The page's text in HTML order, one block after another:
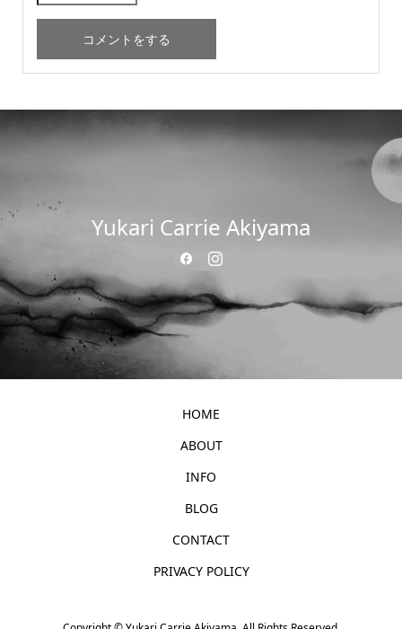
Yukari Carrie Akiyama
HOME
ABOUT
INFO
BLOG
CONTACT
PRIVACY POLICY